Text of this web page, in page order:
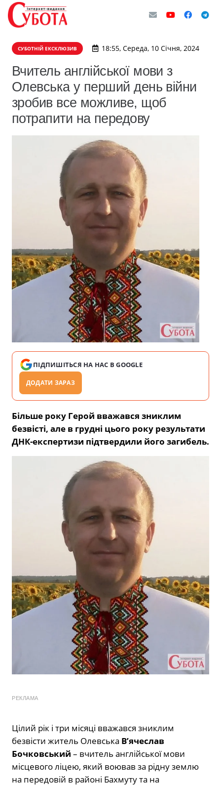
СУБОТНІЙ ЕКСКЛЮЗИВ 18:55, Середа, 10 Січня, 2024
Вчитель англійської мови з
Олевська у перший день війни
зробив все можливе, щоб
потрапити на передову
ПІДПИШІТЬСЯ НА НАС В GOOGLE
ДОДАТИ ЗАРАЗ
Більше року Герой вважався зниклим
безвісті, але в грудні цього року результати
ДНК-експертизи підтвердили його загибель.
РЕКЛАМА
Цілий рік і три місяці вважався зниклим
безвісти житель Олевська В’ячеслав
Бочковський – вчитель англійської мови
місцевого ліцею, який воював за рідну землю
на передовій в районі Бахмуту та на